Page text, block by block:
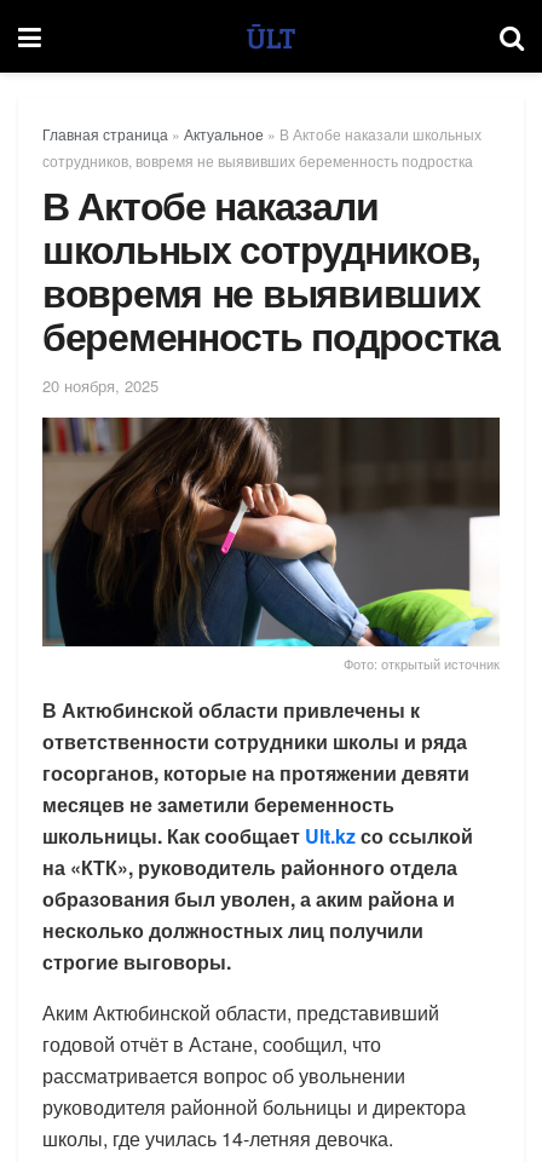
Главная страница » Актуальное » В Актобе наказали школьных
сотрудников, вовремя не выявивших беременность подростка
В Актобе наказали
школьных сотрудников,
вовремя не выявивших
беременность подростка
20 ноября, 2025
Фото: открытый источник
В Актюбинской области привлечены к
ответственности сотрудники школы и ряда
госорганов, которые на протяжении девяти
месяцев не заметили беременность
школьницы. Как сообщает Ult.kzсо ссылкой
на «КТК», руководитель районного отдела
образования был уволен, а аким района и
несколько должностных лиц получили
строгие выговоры.
Аким Актюбинской области, представивший
годовой отчёт в Астане, сообщил, что
рассматривается вопрос об увольнении
руководителя районной больницы и директора
школы, где училась 14-летняя девочка.